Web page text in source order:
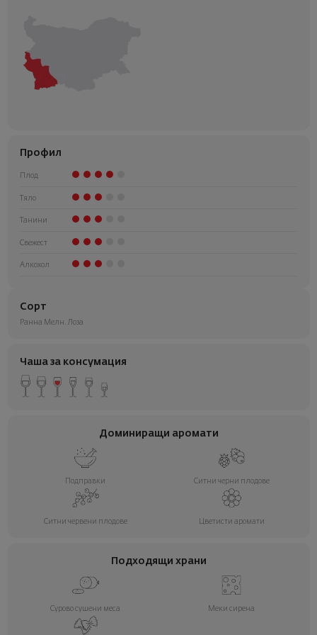
Профил
Плод
Тяло
Танини
Свежест
Алкохол
Сорт
Ранна Мелн. Лоза
Чаша за консумация
Доминиращи аромати
Подправки Ситни черни плодове
Ситни червени плодове Цветисти аромати
Подходящи храни
Сурово сушени меса Меки сирена